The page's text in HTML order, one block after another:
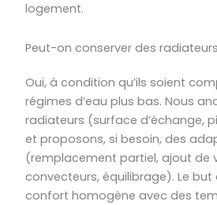
logement.
Peut-on conserver des
Oui, à condition qu’ils soient
régimes d’eau plus bas. Nous
radiateurs (surface d’échange,
et proposons, si besoin, des
(remplacement partiel, ajout de
convecteurs, équilibrage). Le but
confort homogène avec des